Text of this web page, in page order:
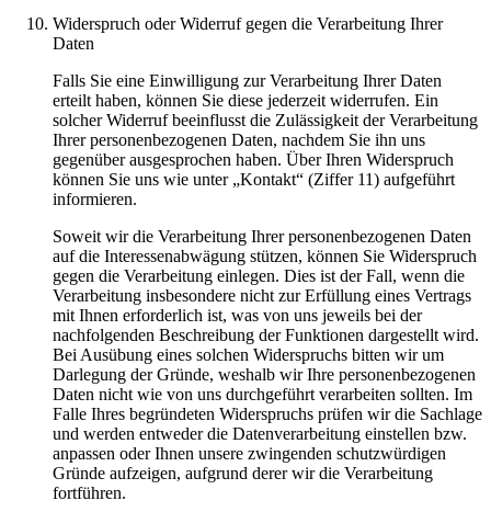
Widerspruch oder Widerruf gegen die Verarbeitung Ihrer
Daten
Falls Sie eine Einwilligung zur Verarbeitung Ihrer Daten
erteilt haben, können Sie diese jederzeit widerrufen. Ein
solcher Widerruf beeinflusst die Zulässigkeit der Verarbeitung
Ihrer personenbezogenen Daten, nachdem Sie ihn uns
gegenüber ausgesprochen haben. Über Ihren Widerspruch
können Sie uns wie unter „Kontakt“ (Ziffer 11) aufgeführt
informieren.
Soweit wir die Verarbeitung Ihrer personenbezogenen Daten
auf die Interessenabwägung stützen, können Sie Widerspruch
gegen die Verarbeitung einlegen. Dies ist der Fall, wenn die
Verarbeitung insbesondere nicht zur Erfüllung eines Vertrags
mit Ihnen erforderlich ist, was von uns jeweils bei der
nachfolgenden Beschreibung der Funktionen dargestellt wird.
Bei Ausübung eines solchen Widerspruchs bitten wir um
Darlegung der Gründe, weshalb wir Ihre personenbezogenen
Daten nicht wie von uns durchgeführt verarbeiten sollten. Im
Falle Ihres begründeten Widerspruchs prüfen wir die Sachlage
und werden entweder die Datenverarbeitung einstellen bzw.
anpassen oder Ihnen unsere zwingenden schutzwürdigen
Gründe aufzeigen, aufgrund derer wir die Verarbeitung
fortführen.